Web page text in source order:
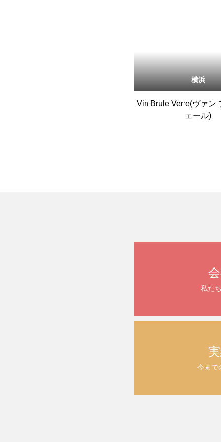
横浜
Vin Brule Verre(ヴァン
ェール)
私た
今まで